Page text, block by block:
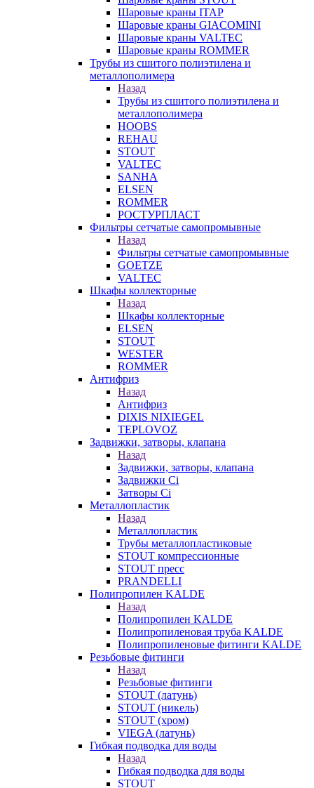
Шаровые краны ITAP
Шаровые краны GIACOMINI
Шаровые краны VALTEC
Шаровые краны ROMMER
Трубы из сшитого полиэтилена и
металлополимера
Назад
Трубы из сшитого полиэтилена и
металлополимера
HOOBS
REHAU
STOUT
VALTEC
SANHA
ELSEN
ROMMER
РОСТУРПЛАСТ
Фильтры сетчатые самопромывные
Назад
Фильтры сетчатые самопромывные
GOETZE
VALTEC
Шкафы коллекторные
Назад
Шкафы коллекторные
ELSEN
STOUT
WESTER
ROMMER
Антифриз
Назад
Антифриз
DIXIS NIXIEGEL
TEPLOVOZ
Задвижки, затворы, клапана
Назад
Задвижки, затворы, клапана
Задвижки Ci
Затворы Ci
Металлопластик
Назад
Металлопластик
Трубы металлопластиковые
STOUT компрессионные
STOUT пресс
PRANDELLI
Полипропилен KALDE
Назад
Полипропилен KALDE
Полипропиленовая труба KALDE
Полипропиленовые фитинги KALDE
Резьбовые фитинги
Назад
Резьбовые фитинги
STOUT (латунь)
STOUT (никель)
STOUT (хром)
VIEGA (латунь)
Гибкая подводка для воды
Назад
Гибкая подводка для воды
STOUT